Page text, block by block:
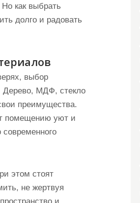
как выбрать
долго и радовать
выбор
Дерево, МДФ, стекло
преимущества.
помещению уют и
этом стоят
не жертвуя